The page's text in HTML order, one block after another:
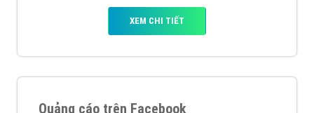
XEM CHI TIẾT
Quảng cáo trên Facebook